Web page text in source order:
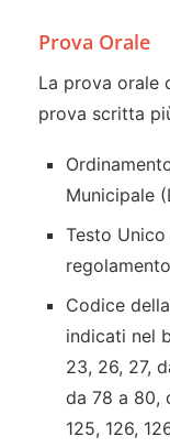
Prova Orale
La prova orale
prova scritta
Municipale
Testo
regolamento
Codice
indicati nel
23, 26, 27,
da 78 a 80,
125, 126,